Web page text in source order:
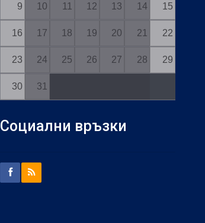
9 10 11 12 13 14 15
16 17 18 19 20 21 22
23 24 25 26 27 28 29
30 31
Социални връзки